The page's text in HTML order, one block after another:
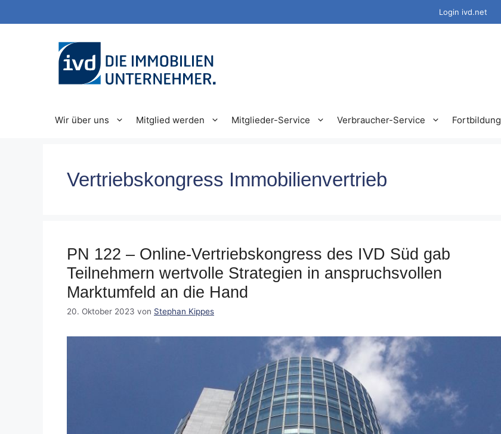
Inhalt
Login ivd.net
Wir über uns Mitglied werden Mitglieder-Service Verbraucher-Service Fortbildung
Vertriebskongress Immobilienvertrieb
PN 122 – Online-Vertriebskongress des IVD Süd gab
Teilnehmern wertvolle Strategien in anspruchsvollen
Marktumfeld an die Hand
20. Oktober 2023 von Stephan Kippes